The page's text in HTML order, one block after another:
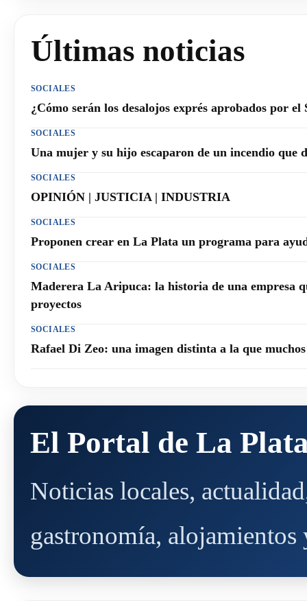
Últimas noticias
SOCIALES
¿Cómo serán los desalojos exprés aprobados por el
SOCIALES
Una mujer y su hijo escaparon de un incendio que
SOCIALES
OPINIÓN | JUSTICIA | INDUSTRIA
SOCIALES
Proponen crear en La Plata un programa para
SOCIALES
Maderera La Aripuca: la historia de una empresa
proyectos
SOCIALES
Rafael Di Zeo: una imagen distinta a la que
El Portal de La
Noticias locales,
gastronomía,